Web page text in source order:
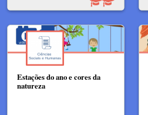
Estações do ano e cores da
natureza